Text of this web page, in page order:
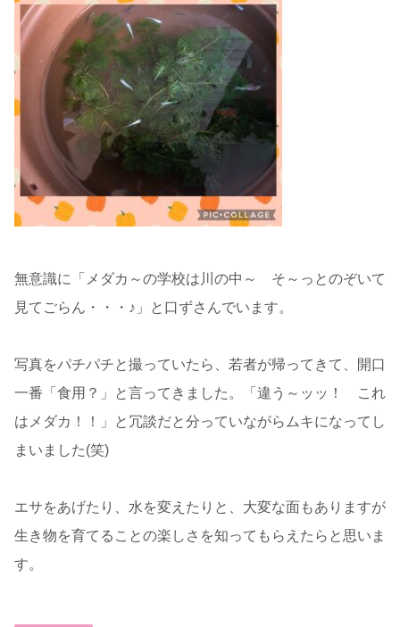
無意識に「メダカ～の学校は川の中～ そ～っとのぞいて
見てごらん・・・♪」と口ずさんでいます。
写真をパチパチと撮っていたら、若者が帰ってきて、開口
一番「食用？」と言ってきました。「違う～ッッ！ これ
はメダカ！！」と冗談だと分っていながらムキになってし
まいました(笑)
エサをあげたり、水を変えたりと、大変な面もありますが
生き物を育てることの楽しさを知ってもらえたらと思いま
す。